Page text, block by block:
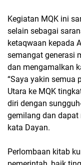
Kegiatan MQK ini
selain sebagai
ketaqwaan kepada
semangat generasi
dan mengamalkan
“Saya yakin semua
Utara ke MQK
diri dengan
gemilang dan dapat
kata Dayan.
Perlombaan kitab